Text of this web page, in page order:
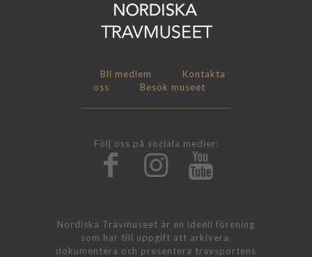
Bli medlem
Kontakta
oss
Besök museet
Följ oss på sociala medier:
Nordiska Travmuseet är en ideell förening
som har till uppgift att arkivera,
dokumentera och presentera travsportens